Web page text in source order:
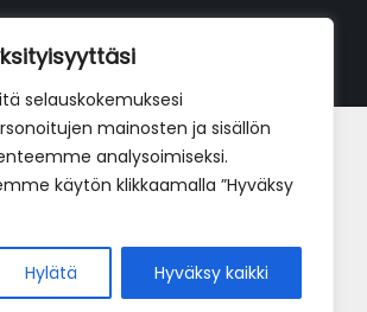
selauskokemuksesi
mainosten ja sisällön
analysoimiseksi.
käytön klikkaamalla ”Hyväksy
Hylätä Hyväksy kaikki